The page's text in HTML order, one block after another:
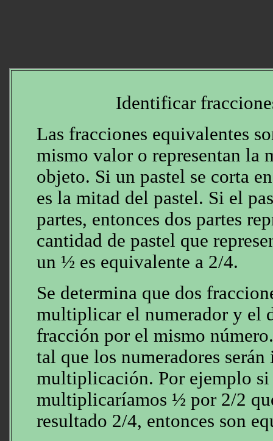
Identificar
Las fracciones equivalentes
mismo valor o representan la
objeto. Si un pastel se corta
es la mitad del pastel. Si el
partes, entonces dos partes
cantidad de pastel que
un ½ es equivalente a 2/4.
Se determina que dos
multiplicar el numerador y el
fracción por el mismo
tal que los numeradores serán
multiplicación. Por ejemplo
multiplicaríamos ½ por 2/2
resultado 2/4, entonces son